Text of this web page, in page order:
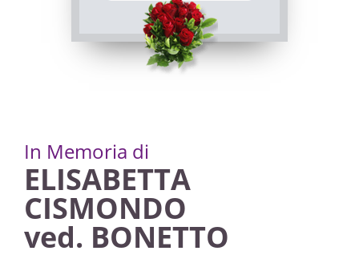
In Memoria di
ELISABETTA
CISMONDO
ved. BONETTO